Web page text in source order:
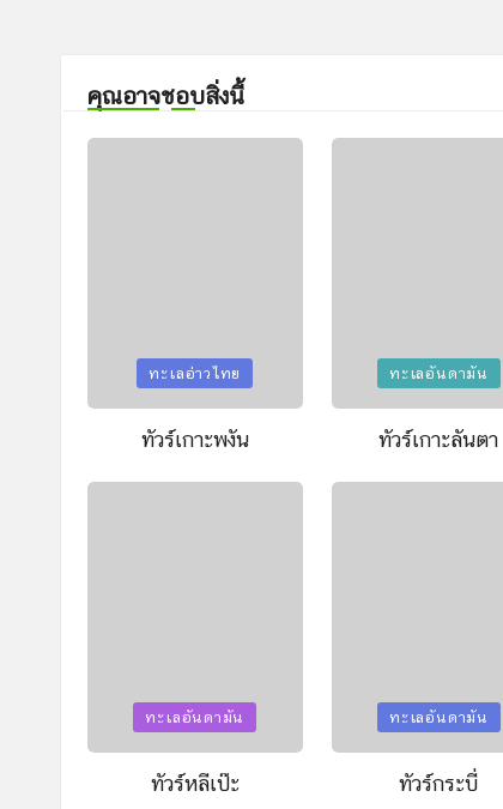
คุณอาจชอบสิ่งนี้
Postedทะเลอ่าวไทย
ทัวร์เกาะพงัน
Postedทะเลอันดามัน
ทัวร์เกาะลันตา
Postedทะเลอันดามัน
ทัวร์หลีเป๊ะ
Postedทะเลอันดามัน
ทัวร์กระบี่